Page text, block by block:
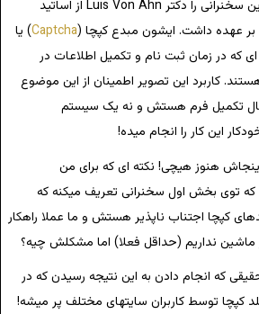
برنامه های TED بود. ارائه این سخنرانی را دکتر Luis Von Ahn از اساتید
Captcha) یا
که در زمان ثبت نام و تکمیل اطلاعات در
کاربرد این تصویر اطمینان از این موضوع
تکمیل فرم هستش و نه یک سیستم
این کار را انجام میده!
هنوز هیچی! نکته ای که برای من
که توی بخش اول سخنرانی تعریف میکنه که
کپچا اجتناب ناپذیر هستش و ما عملا راهکار
ماشین نداریم (حداقل فعلا) اما مشکلش چیه؟
که انجام دادن به این نتیجه رسیدن که در
میلیون فیلد کپچا توسط کاربران سایتهای مختلف پر میشه!